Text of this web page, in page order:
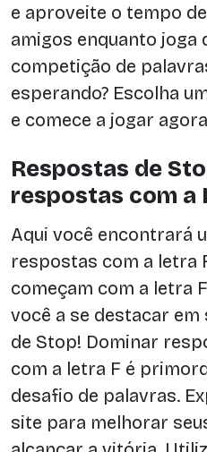
e aproveite o tempo
amigos enquanto joga
competição de
esperando? Escolha
e comece a jogar
Respostas de
respostas com a
Aqui você encontrará
respostas com a letra
começam com a letra
você a se destacar
de Stop! Dominar
com a letra F é
desafio de palavras.
site para melhorar